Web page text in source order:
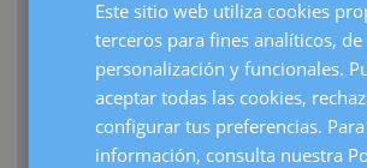
Cada año traemos al mundo más de
Realizamos más de 30.000 ecografías
Como centro de referencia, hacemos
visitas de embarazos de alto riesgo al
Este sitio web utiliza cookies
terceros para fines analíticos, de
personalización y funcionales.
aceptar todas las cookies,
configurar tus preferencias.
información, consulta nuestra